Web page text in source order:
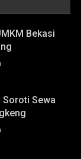
Bekasi
Soroti Sewa